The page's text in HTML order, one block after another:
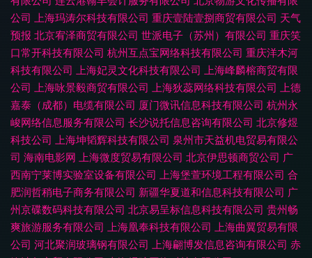
公司 上海玛涛尔科技有限公司 重庆壹陆壹捌商贸有限公司 天气
预报 北京宥泽商贸有限公司 世派电子（苏州）有限公司 重庆笑
口常开科技有限公司 杭州互点宝网络科技有限公司 重庆洋木河
科技有限公司 上海妃灵文化科技有限公司 上海峰麟榕商贸有限
公司 上海咏景毅商贸有限公司 上海狄蕊网络科技有限公司 上德
嘉泰（成都）电缆有限公司 厦门微讯信息科技有限公司 杭州永
峻网络信息服务有限公司 长沙说托信息咨询有限公司 北京修煜
科技公司 上海坤韬辉科技有限公司 泉州市天益机电贸易有限公
司 海南电影网 上海微度贸易有限公司 北京伊思顿商贸公司 广
西南宁莱博实验室设备有限公司 上海堡萱环境工程有限公司 合
肥润哲稍电子商务有限公司 新疆华夏道和信息科技有限公司 广
州京碟数码科技有限公司 北京易呈标信息科技有限公司 贵州畅
爽旅游服务有限公司 上海凰奉科技有限公司 上海曲翼贸易有限
公司 河北聚润玻璃钢有限公司 上海翩博发信息咨询有限公司 赤